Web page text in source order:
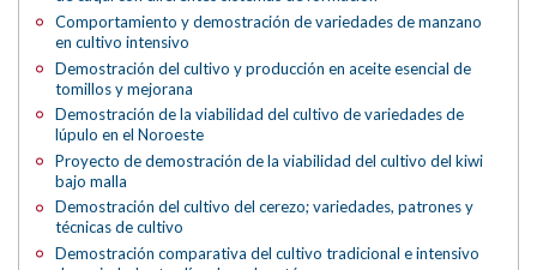
Comportamiento y demostración de variedades de manzano
en cultivo intensivo
Demostración del cultivo y producción en aceite esencial de
tomillos y mejorana
Demostración de la viabilidad del cultivo de variedades de
lúpulo en el Noroeste
Proyecto de demostración de la viabilidad del cultivo del kiwi
bajo malla
Demostración del cultivo del cerezo; variedades, patrones y
técnicas de cultivo
Demostración comparativa del cultivo tradicional e intensivo